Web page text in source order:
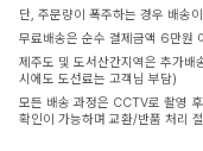
단, 주문량이 폭주하는 경우 배송
무료배송은 순수 결제금액 6만원
제주도 및 도서산간지역은 추가
시에도 도선료는 고객님 부담)
모든 배송 과정은 CCTV로 촬영
확인이 가능하며 교환/반품 처리